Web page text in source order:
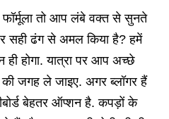
तो आप लंबे वक्त से सुनते
सही ढंग से अमल किया है? हमें
ही होगा. यात्रा पर आप अच्छे
जगह ले जाइए. अगर ब्लॉगर हैं
बेहतर ऑप्शन है. कपड़ों के